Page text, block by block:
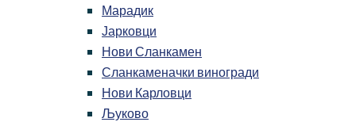
Марадик
Јарковци
Нови Сланкамен
Сланкаменачки виногради
Нови Карловци
Љуково